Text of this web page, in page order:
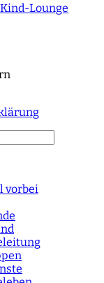
Lounge
vorbei